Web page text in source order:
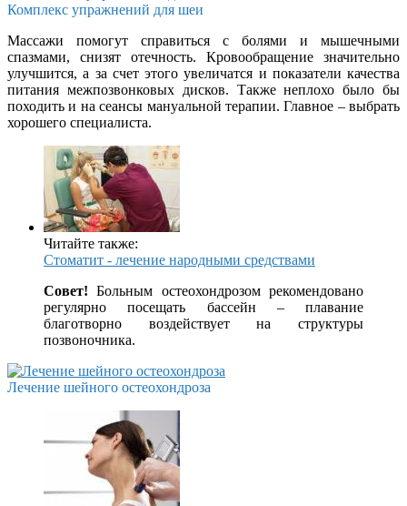
Комплекс упражнений для шеи
Массажи помогут справиться с болями и мышечными
спазмами, снизят отечность. Кровообращение значительно
улучшится, а за счет этого увеличатся и показатели качества
питания межпозвонковых дисков. Также неплохо было бы
походить и на сеансы мануальной терапии. Главное – выбрать
хорошего специалиста.
Читайте также:
Стоматит - лечение народными средствами
Совет! Больным остеохондрозом рекомендовано
регулярно посещать бассейн – плавание
благотворно воздействует на структуры
позвоночника.
Лечение шейного остеохондроза